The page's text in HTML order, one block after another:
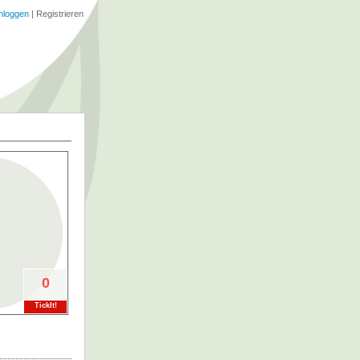
0
TickIt!
| Registrieren